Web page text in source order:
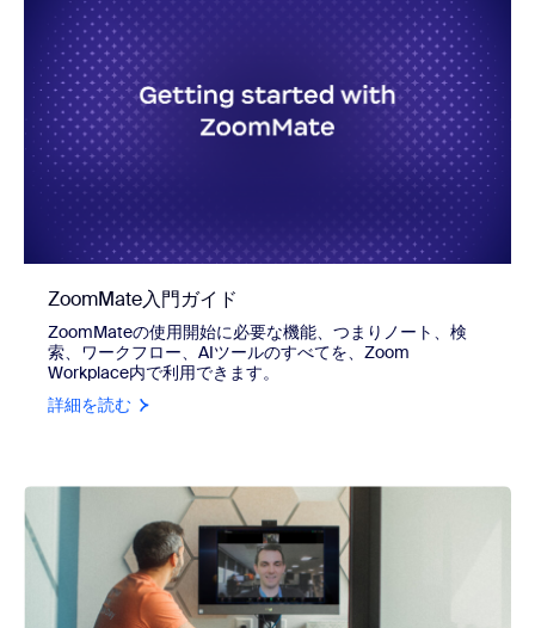
ZoomMate入門ガイド
ZoomMateの使用開始に必要な機能、つまりノート、検
索、ワークフロー、AIツールのすべてを、Zoom
Workplace内で利用できます。
詳細を読む